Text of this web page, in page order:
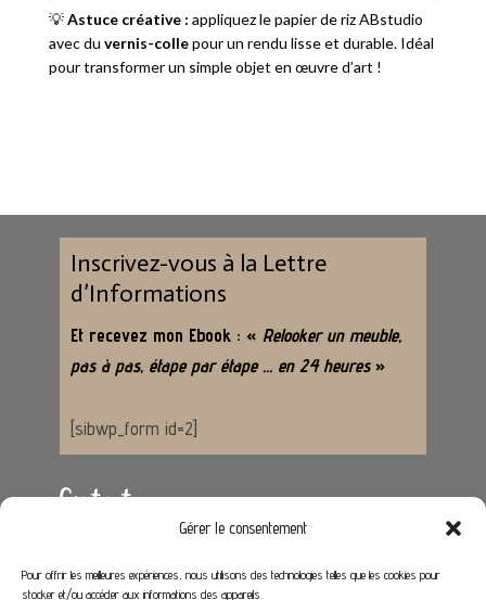
Gérer le consentement
Pour offrir les meilleures expériences, nous utilisons des technologies telles que les cookies pour
stocker et/ou accéder aux informations des appareils.
💡Astuce créative : appliquez le papier de riz ABstudio
avec du vernis-collepour un rendu lisse et durable. Idéal
pour transformer un simple objet en œuvre d’art !
Inscrivez-vous à la Lettre
d’Informations
Et recevez mon Ebook : « Relooker un meuble,
pas à pas, étape par étape … en 24 heures »
[sibwp_form id=2]
Contact